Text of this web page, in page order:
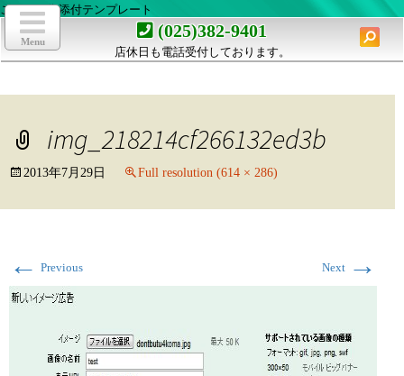
ここは画像添付テンプレート
(025)382-9401
店休日も電話受付しております。
toggle
navigation
Menu
検
索:
img_218214cf266132ed3b
2013年7月29日 Full resolution (614 × 286)
← Previous Next →